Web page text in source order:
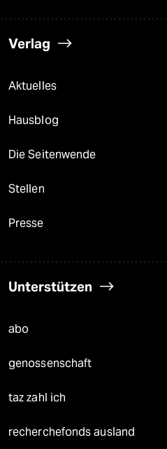
Verlag
Aktuelles
Hausblog
Die Seitenwende
Stellen
Presse
Unterstützen
abo
genossenschaft
taz zahl ich
recherchefonds ausland